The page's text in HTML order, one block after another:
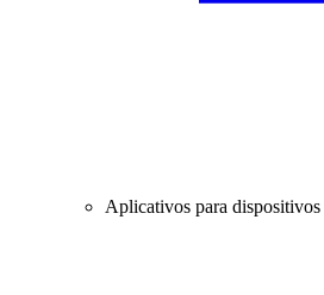
Aplicativos para dispositivos